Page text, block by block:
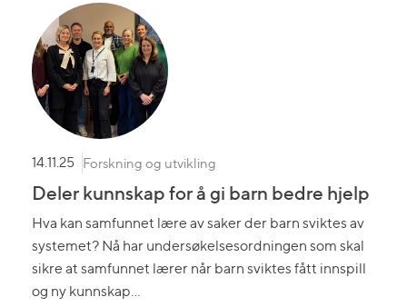
livsinnsats
står
som
et
lysende
eksempel
for
andre
14.11.25 Forskning og utvikling
Deler kunnskap for å gi barn bedre hjelp
Hva kan samfunnet lære av saker der barn sviktes av
systemet? Nå har undersøkelsesordningen som skal
sikre at samfunnet lærer når barn sviktes fått innspill
og ny kunnskap…